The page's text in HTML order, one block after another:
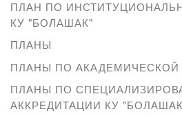
ПЛАН ПО
КУ "БОЛАШАК"
ПЛАНЫ
ПЛАНЫ ПО
ПЛАНЫ ПО
АККРЕДИТАЦИИ КУ